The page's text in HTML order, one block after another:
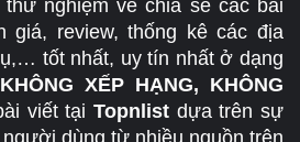
nghiệm về chia sẻ các bài
giá, review, thống kê các địa
tốt nhất, uy tín nhất ở dạng
KHÔNG XẾP HẠNG, KHÔNG
viết tạiTopnlist dựa trên sự
dùng từ nhiều nguồn trên